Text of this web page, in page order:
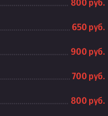
800 руб.
650 руб.
900 руб.
700 руб.
800 руб.